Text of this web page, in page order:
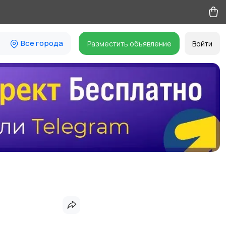
Все города Разместить объявление Войти